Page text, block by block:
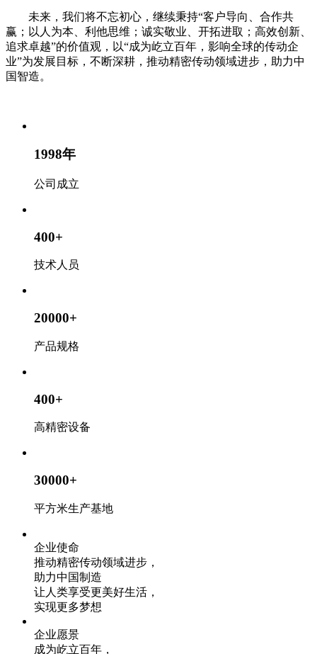
未来，我们将不忘初心，继续秉持“客户导向、合作共
赢；以人为本、利他思维；诚实敬业、开拓进取；高效创新、
追求卓越”的价值观，以“成为屹立百年，影响全球的传动企
业”为发展目标，不断深耕，推动精密传动领域进步，助力中
国智造。
1998年
公司成立
400+
技术人员
20000+
产品规格
400+
高精密设备
30000+
平方米生产基地
企业使命
推动精密传动领域进步，
助力中国制造
让人类享受更美好生活，
实现更多梦想
企业愿景
成为屹立百年，